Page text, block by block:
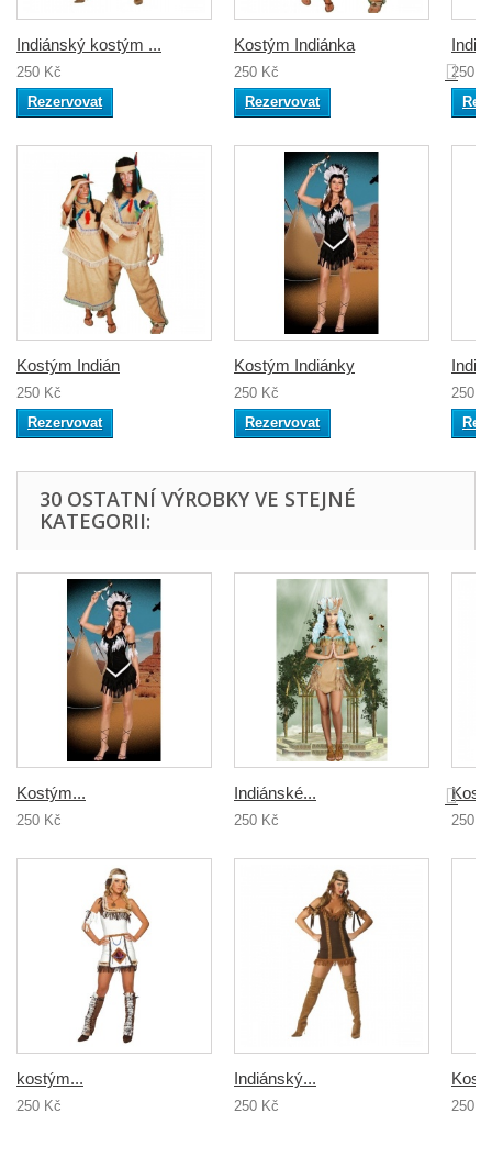
Indiánský kostým ...
250 Kč
Rezervovat
Kostým Indián
250 Kč
Rezervovat
Kostým Indiánka
250 Kč
Rezervovat
Kostým Indiánky
250 Kč
Rezervovat
250
250
30 OSTATNÍ VÝROBKY VE STEJNÉ
KATEGORII:
Kostým...
250 Kč
kostým...
250 Kč
Indiánské...
250 Kč
Indiánský...
250 Kč
250
250